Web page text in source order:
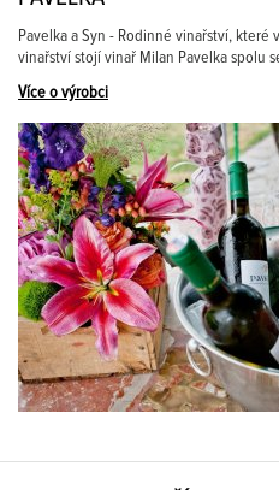
Pavelka a Syn - Rodinné vinařství, které
vinařství stojí vinař Milan Pavelka spolu
Více o výrobci